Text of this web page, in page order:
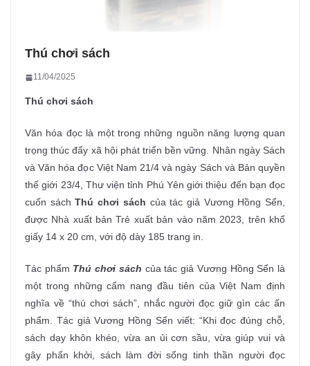
Thú chơi sách
11/04/2025
Thú chơi sách
Văn hóa đọc là một trong những nguồn năng lượng quan
trọng thúc đẩy xã hội phát triển bền vững. Nhân ngày Sách
và Văn hóa đọc Việt Nam 21/4 và ngày Sách và Bản quyền
thế giới 23/4, Thư viện tỉnh Phú Yên giới thiệu đến bạn đọc
cuốn sáchThú chơi sách của tác giả Vương Hồng Sển,
được Nhà xuất bản Trẻ xuất bản vào năm 2023, trên khổ
giấy 14 x 20 cm, với độ dày 185 trang in.
Tác phẩm Thú chơi sách của tác giả Vương Hồng Sển là
một trong những cẩm nang đầu tiên của Việt Nam định
nghĩa về “thú chơi sách”, nhắc người đọc giữ gìn các ấn
phẩm. Tác giả Vương Hồng Sển viết: “Khi đọc đúng chỗ,
sách dạy khôn khéo, vừa an ủi cơn sầu, vừa giúp vui và
gây phấn khởi, sách làm đời sống tinh thần người đọc